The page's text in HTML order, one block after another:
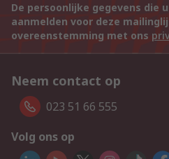
De persoonlijke gegevens die
aanmelden voor deze
overeenstemming met ons
Neem contact op
023 51 66 555
Volg ons op